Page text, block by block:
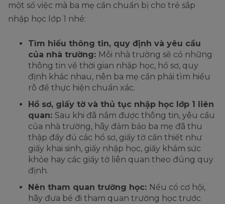
một số việc mà ba mẹ cần chuẩn bị cho trẻ sắp
nhập học lớp 1 nhé:
Tìm hiểu thông tin, quy định và yêu cầu
của nhà trường: Mỗi nhà trường sẽ có những
thông tin về thời gian nhập học, hồ sơ, quy
định khác nhau, nên ba mẹ cần phải tìm hiểu
rõ để thực hiện chuẩn xác.
Hồ sơ, giấy tờ và thủ tục nhập học lớp 1 liên
quan: Sau khi đã nắm được thông tin, yêu cầu
của nhà trường, hãy đảm bảo ba mẹ đã thu
thập đầy đủ các hồ sơ, giấy tờ cần thiết như
giấy khai sinh, giấy nhập học, giấy khám sức
khỏe hay các giấy tờ liên quan theo đúng quy
định.
Nên tham quan trường học: Nếu có cơ hội,
hãy đưa bé đi tham quan trường học trước